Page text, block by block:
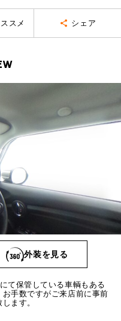
ROVER MINI
iR MAKERS
買取
査定依頼
来店予約
場合
260 万円
53 万円
16,738 円
12,700
14 回
スメ シェア
外装を見る
て保管している車輌もある
手数ですがご来店前に事前
ます。